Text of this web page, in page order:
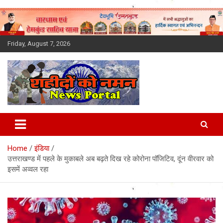
Skip
to
content
Friday, August 7, 2026
Latest News Today, Breaking
News, Uttarakhand News in
Hindi
Home
इंडिया
उत्तराखण्ड में पहले के मुकाबले अब बढ़ते दिख रहे कोरोना पॉजिटिव, दूंन वीरवार को
इसमें अव्वल रहा